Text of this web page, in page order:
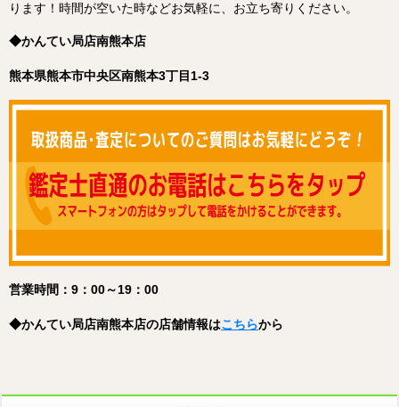
ります！ 時間が空いた時などお気軽に、お立ち寄りください。
◆かんてい局店南熊本店
熊本県熊本市中央区南熊本3丁目1-3
営業時間：9：00～19：00
◆かんてい局店南熊本店の店舗情報はこちらから